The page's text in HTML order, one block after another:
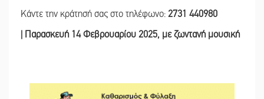
Κάντε την κράτησή σας στο τηλέφωνο: 2731 440980
| Παρασκευή 14 Φεβρουαρίου 2025, με ζωντανή μουσική